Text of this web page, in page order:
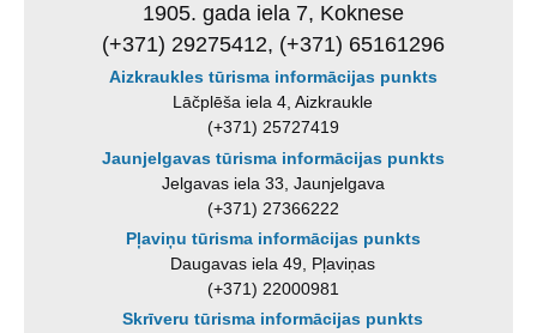
1905. gada iela 7, Koknese
(+371) 29275412, (+371) 65161296
Aizkraukles tūrisma informācijas punkts
Lāčplēša iela 4, Aizkraukle
(+371) 25727419
Jaunjelgavas tūrisma informācijas punkts
Jelgavas iela 33, Jaunjelgava
(+371) 27366222
Pļaviņu tūrisma informācijas punkts
Daugavas iela 49, Pļaviņas
(+371) 22000981
Skrīveru tūrisma informācijas punkts